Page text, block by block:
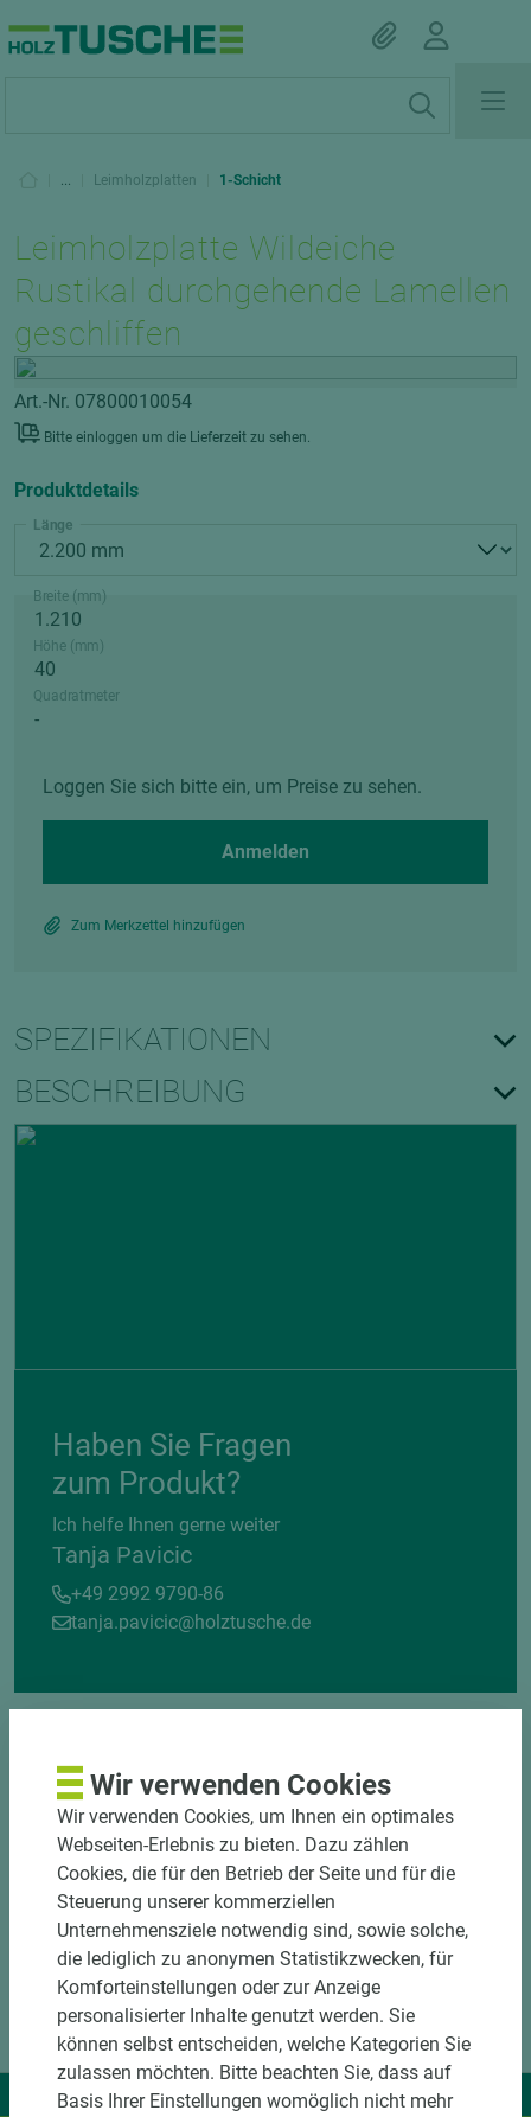
... Leimholzplatten 1-Schicht
Leimholzplatte Wildeiche
Rustikal durchgehende Lamellen
geschliffen
Art.-Nr. 07800010054
Bitte einloggen um die Lieferzeit zu sehen.
Produktdetails
Länge
Breite (mm)
Höhe (mm)
Quadratmeter
Loggen Sie sich bitte ein, um Preise zu sehen.
Anmelden
Zum Merkzettel hinzufügen
SPEZIFIKATIONEN
BESCHREIBUNG
Haben Sie Fragen
zum Produkt?
Ich helfe Ihnen gerne weiter
Tanja Pavicic
+49 2992 9790-86
tanja.pavicic@holztusche.de
Wir liefern Ideen.
Wir verwenden Cookies
Wir verwenden Cookies, um Ihnen ein optimales
Webseiten-Erlebnis zu bieten. Dazu zählen
Cookies, die für den Betrieb der Seite und für die
Steuerung unserer kommerziellen
Unternehmensziele notwendig sind, sowie solche,
die lediglich zu anonymen Statistikzwecken, für
Komforteinstellungen oder zur Anzeige
personalisierter Inhalte genutzt werden. Sie
können selbst entscheiden, welche Kategorien Sie
zulassen möchten. Bitte beachten Sie, dass auf
Basis Ihrer Einstellungen womöglich nicht mehr